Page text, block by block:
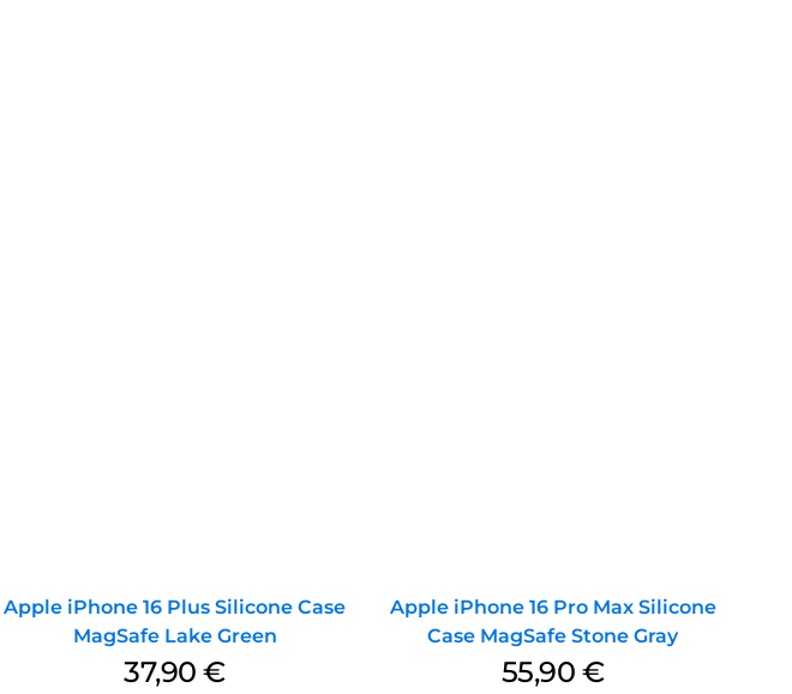
Apple iPhone 16 Plus Silicone Case
MagSafe Lake Green
37,90€
Apple iPhone 16 Pro Max Silicone
Case MagSafe Stone Gray
55,90 €